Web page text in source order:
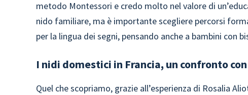
metodo Montessori e credo molto nel valore di
nido familiare, ma è importante scegliere percorsi
per la lingua dei segni, pensando anche a bambini con
I nidi domestici in Francia, un confronto
Quel che scopriamo, grazie all’esperienza di Rosalia